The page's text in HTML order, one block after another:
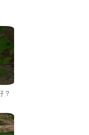
？